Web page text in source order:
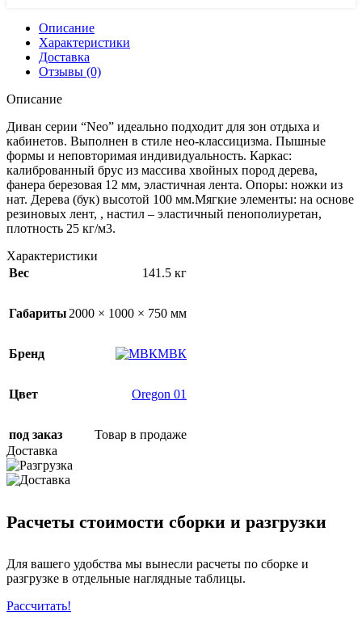
Описание
Характеристики
Доставка
Отзывы (0)
Описание
Диван серии “Neo” идеально подходит для зон отдыха и
кабинетов. Выполнен в стиле нео-классицизма. Пышные
формы и неповторимая индивидуальность. Каркас:
калиброванный брус из массива хвойных пород дерева,
фанера березовая 12 мм, эластичная лента. Опоры: ножки из
нат. Дерева (бук) высотой 100 мм.Мягкие элементы: на основе
резиновых лент, , настил – эластичный пенополиуретан,
плотность 25 кг/м3.
Характеристики
Вес
141.5 кг
Габариты 2000 × 1000 × 750 мм
Бренд МВК
Цвет Oregon 01
под заказ
Товар в продаже
Доставка
Расчеты стоимости сборки и разгрузки
Для вашего удобства мы вынесли расчеты по сборке и
разгрузке в отдельные наглядные таблицы.
Рассчитать!